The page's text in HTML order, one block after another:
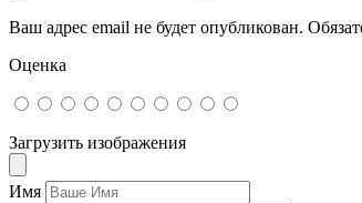
Ваш адрес email не будет опубликован.
Оценка
Загрузить изображения
Имя